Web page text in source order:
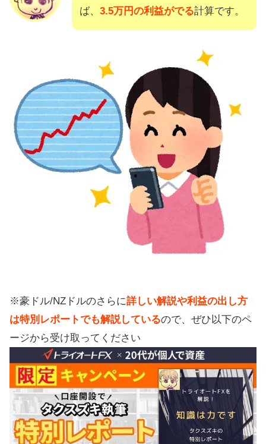
ば、 3.5万円の利益がでる計算です。
※豪ドル/NZドルのさらに詳しい解説や利益の出し方
は特別レポートでも解説しているので、ぜひ以下のペ
ージから受け取ってください